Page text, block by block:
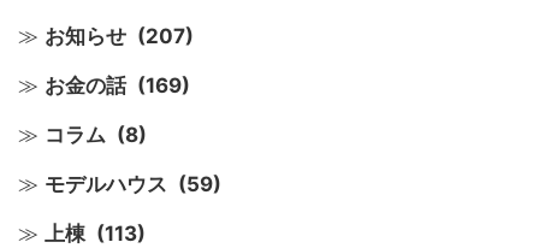
お知らせ (207)
お金の話 (169)
コラム (8)
モデルハウス (59)
上棟 (113)